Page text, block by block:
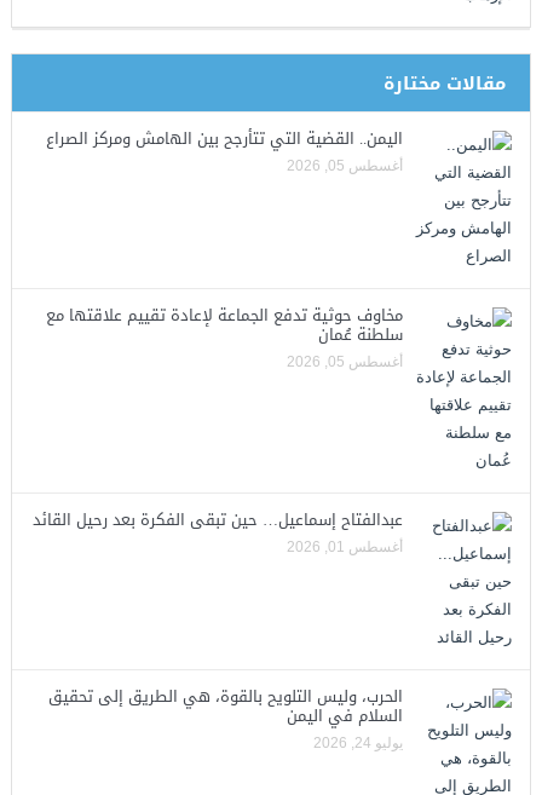
مقالات مختارة
اليمن.. القضية التي تتأرجح بين الهامش ومركز الصراع
أغسطس 05, 2026
مخاوف حوثية تدفع الجماعة لإعادة تقييم علاقتها مع
سلطنة عُمان
أغسطس 05, 2026
عبدالفتاح إسماعيل… حين تبقى الفكرة بعد رحيل القائد
أغسطس 01, 2026
الحرب، وليس التلويح بالقوة، هي الطريق إلى تحقيق
السلام في اليمن
يوليو 24, 2026